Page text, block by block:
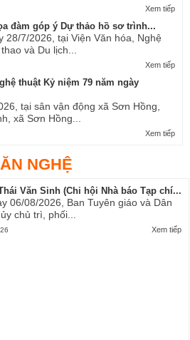
Xem tiếp
đàm góp ý Dự thảo hồ sơ trình...
28/7/2026, tại Viện Văn hóa, Nghệ
và Du lịch...
Xem tiếp
thuật Kỷ niệm 79 năm ngày
tại sân vận động xã Sơn Hồng,
xã Sơn Hồng...
Xem tiếp
NGHỆ
Văn Sinh (Chi hội Nhà báo Tạp chí...
06/08/2026, Ban Tuyên giáo và Dân
chủ trì, phối...
Xem tiếp